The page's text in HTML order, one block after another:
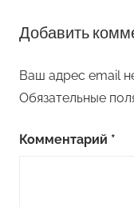
Добавить
Ваш адрес email
Обязательные
Комментарий *